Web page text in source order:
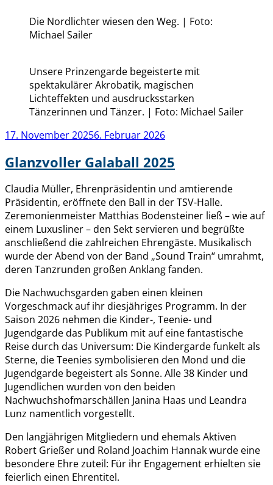
Die Nordlichter wiesen den Weg. | Foto:
Michael Sailer
Unsere Prinzengarde begeisterte mit
spektakulärer Akrobatik, magischen
Lichteffekten und ausdrucksstarken
Tänzerinnen und Tänzer. | Foto: Michael Sailer
Veröffentlicht
17. November 20256. Februar 2026
Glanzvoller Galaball 2025
Claudia Müller, Ehrenpräsidentin und amtierende
Präsidentin, eröffnete den Ball in der TSV-Halle.
Zeremonienmeister Matthias Bodensteiner ließ – wie auf
einem Luxusliner – den Sekt servieren und begrüßte
anschließend die zahlreichen Ehrengäste. Musikalisch
wurde der Abend von der Band „Sound Train“ umrahmt,
deren Tanzrunden großen Anklang fanden.
Die Nachwuchsgarden gaben einen kleinen
Vorgeschmack auf ihr diesjähriges Programm. In der
Saison 2026 nehmen die Kinder-, Teenie- und
Jugendgarde das Publikum mit auf eine fantastische
Reise durch das Universum: Die Kindergarde funkelt als
Sterne, die Teenies symbolisieren den Mond und die
Jugendgarde begeistert als Sonne. Alle 38 Kinder und
Jugendlichen wurden von den beiden
Nachwuchshofmarschällen Janina Haas und Leandra
Lunz namentlich vorgestellt.
Den langjährigen Mitgliedern und ehemals Aktiven
Robert Grießer und Roland Joachim Hannak wurde eine
besondere Ehre zuteil: Für ihr Engagement erhielten sie
feierlich einen Ehrentitel.